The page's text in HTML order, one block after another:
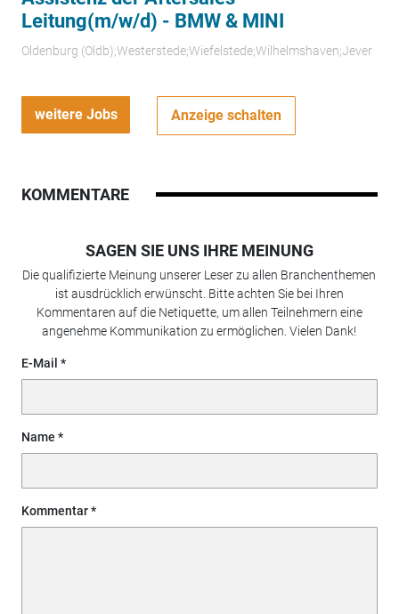
Leitung(m/w/d) - BMW & MINI
Oldenburg (Oldb);Westerstede;Wiefelstede;Wilhelmshaven;Jever
weitere Jobs Anzeige schalten
KOMMENTARE
SAGEN SIE UNS IHRE MEINUNG
Die qualifizierte Meinung unserer Leser zu allen Branchenthemen
ist ausdrücklich erwünscht. Bitte achten Sie bei Ihren
Kommentaren auf die Netiquette, um allen Teilnehmern eine
angenehme Kommunikation zu ermöglichen. Vielen Dank!
E-Mail
Name
Kommentar